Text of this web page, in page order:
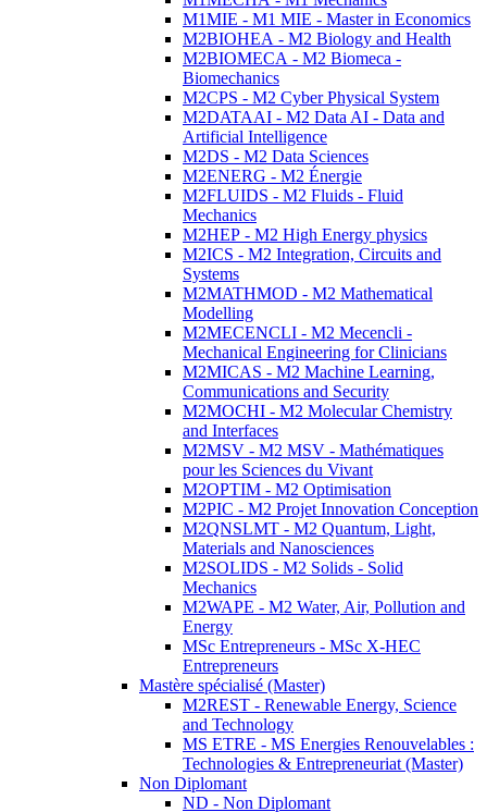
M1MIE - M1 MIE - Master in Economics
M2BIOHEA - M2 Biology and Health
M2BIOMECA - M2 Biomeca -
Biomechanics
M2CPS - M2 Cyber Physical System
M2DATAAI - M2 Data AI - Data and
Artificial Intelligence
M2DS - M2 Data Sciences
M2ENERG - M2 Énergie
M2FLUIDS - M2 Fluids - Fluid
Mechanics
M2HEP - M2 High Energy physics
M2ICS - M2 Integration, Circuits and
Systems
M2MATHMOD - M2 Mathematical
Modelling
M2MECENCLI - M2 Mecencli -
Mechanical Engineering for Clinicians
M2MICAS - M2 Machine Learning,
Communications and Security
M2MOCHI - M2 Molecular Chemistry
and Interfaces
M2MSV - M2 MSV - Mathématiques
pour les Sciences du Vivant
M2OPTIM - M2 Optimisation
M2PIC - M2 Projet Innovation Conception
M2QNSLMT - M2 Quantum, Light,
Materials and Nanosciences
M2SOLIDS - M2 Solids - Solid
Mechanics
M2WAPE - M2 Water, Air, Pollution and
Energy
MSc Entrepreneurs - MSc X-HEC
Entrepreneurs
Mastère spécialisé (Master)
M2REST - Renewable Energy, Science
and Technology
MS ETRE - MS Energies Renouvelables :
Technologies & Entrepreneuriat (Master)
Non Diplomant
ND - Non Diplomant